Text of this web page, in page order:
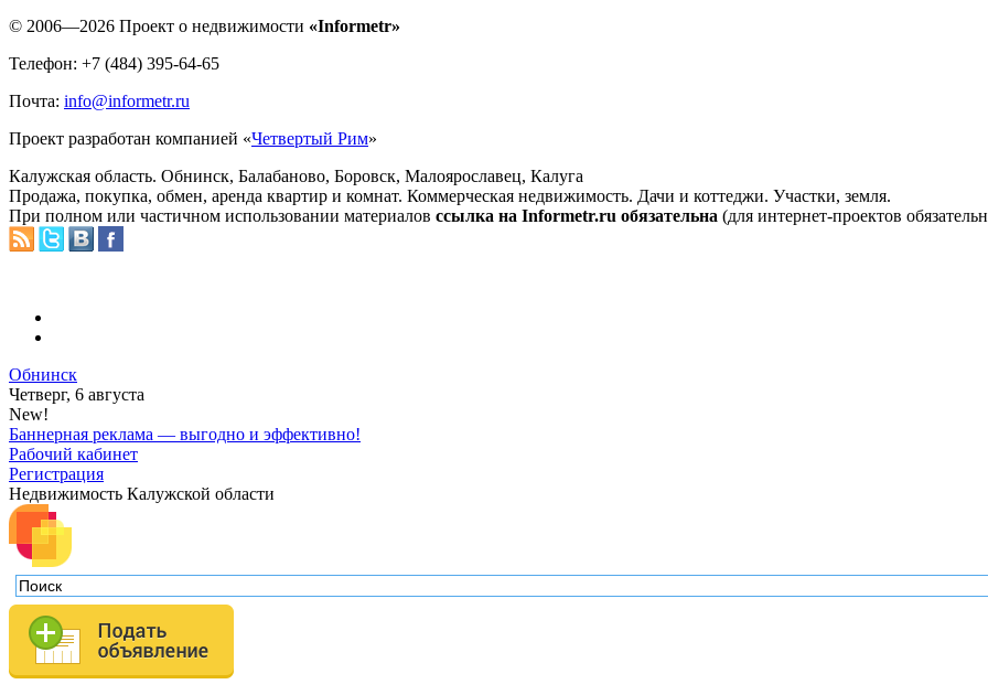
© 2006—2026 Проект о недвижимости «Informetr»
Телефон: +7 (484) 395-64-65
Почта: info@informetr.ru
Проект разработан компанией «Четвертый Рим»
Калужская область. Обнинск, Балабаново, Боровск, Малоярославец, Калуга
Продажа, покупка, обмен, аренда квартир и комнат. Коммерческая недвижимость. Дачи и коттеджи. Участки, земля.
При полном или частичном использовании материалов ссылка на Informetr.ru обязательна (для интернет-проектов
Обнинск
Четверг, 6 августа
New!
Баннерная реклама — выгодно и эффективно!
Рабочий кабинет
Регистрация
Недвижимость Калужской области